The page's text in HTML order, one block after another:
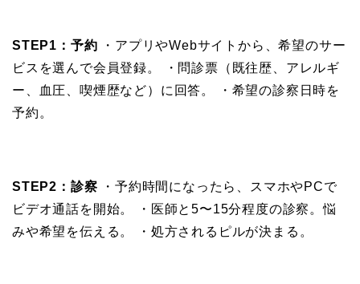
STEP1：予約 ・アプリやWebサイトから、希望のサー
ビスを選んで会員登録。 ・問診票（既往歴、アレルギ
ー、血圧、喫煙歴など）に回答。 ・希望の診察日時を
予約。
STEP2：診察 ・予約時間になったら、スマホやPCで
ビデオ通話を開始。 ・医師と5〜15分程度の診察。悩
みや希望を伝える。 ・処方されるピルが決まる。